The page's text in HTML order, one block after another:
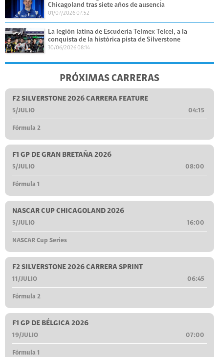
Chicagoland tras siete años de ausencia
01/07/2026 07:52
La legión latina de Escudería Telmex Telcel, a la
conquista de la histórica pista de Silverstone
30/06/2026 08:14
PRÓXIMAS CARRERAS
F2 SILVERSTONE 2026 CARRERA FEATURE
5/JULIO 04:15
Fórmula 2
F1 GP DE GRAN BRETAÑA 2026
5/JULIO 08:00
Fórmula 1
NASCAR CUP CHICAGOLAND 2026
5/JULIO 16:00
NASCAR Cup Series
F2 SILVERSTONE 2026 CARRERA SPRINT
11/JULIO 06:45
Fórmula 2
F1 GP DE BÉLGICA 2026
19/JULIO 07:00
Fórmula 1